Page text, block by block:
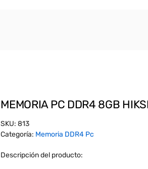
MEMORIA PC DDR4 8GB
SKU:813
Categoría: Memoria DDR4 Pc
Descripción del producto: